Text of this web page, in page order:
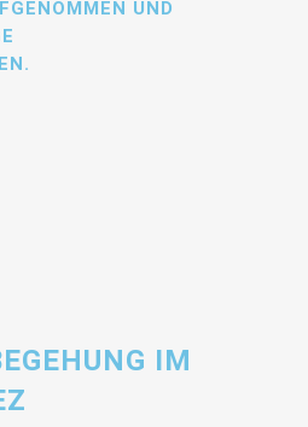
UND
IM